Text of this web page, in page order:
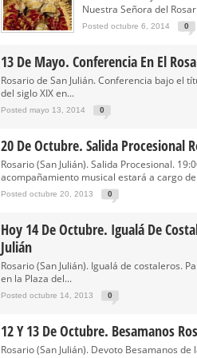
Besamanos del Señor de la
Solemne y devoto Besapiés
Misa Solemne en honor a
Solemne Triduo a la Virgen de
Función de la Anunciación del
Nuestra Señora del
Posted octubre 6, 2014 0
13 De Mayo. Conferencia En El
Rosario de San Julián. Conferencia bajo el
del siglo XIX en...
Posted mayo 13, 2014 0
20 De Octubre. Salida Procesional
Rosario (San Julián). Salida Procesional.
acompañamiento musical estará a cargo
Posted octubre 20, 2013 0
Hoy 14 De Octubre. Igualá De
Julián
Rosario (San Julián). Igualá de costaleros.
en la Plaza del...
Posted octubre 14, 2013 0
12 Y 13 De Octubre. Besamanos
Rosario (San Julián). Devoto Besamanos de